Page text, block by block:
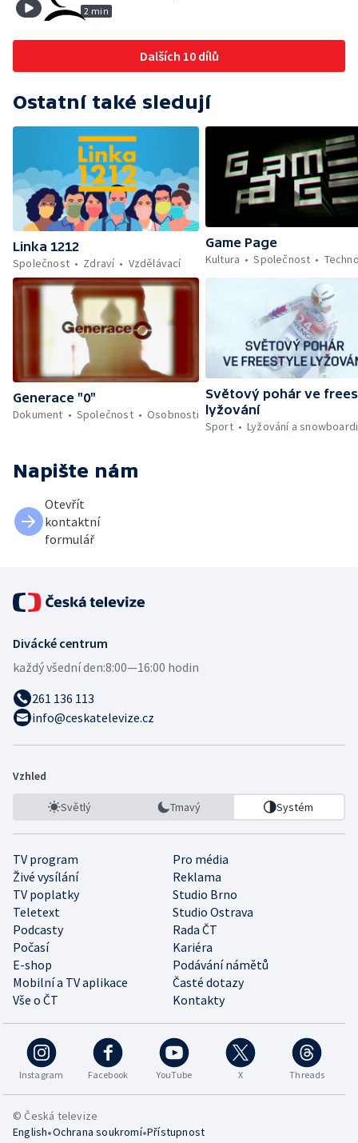
2 min
Dalších 10 dílů
Ostatní také sledují
Linka 1212
Společnost
Zdraví Vzdělávací
Game Page
Kultura
Společnost
Generace "0"
Dokument
Společnost Osobnosti
Světový pohár ve
lyžování
Sport
Lyžování a
Napište nám
Otevřít
kontaktní
formulář
Divácké centrum
každý všední den:8:00—16:00 hodin
261 136 113
info@ceskatelevize.cz
Vzhled
Světlý Tmavý Systém
TV program
Pro média
Živé vysílání
Reklama
TV poplatky
Studio Brno
Teletext
Studio Ostrava
Podcasty
Rada ČT
Počasí
Kariéra
E-shop
Podávání námětů
Mobilní a TV aplikace
Časté dotazy
Vše o ČT
Kontakty
Instagram Facebook YouTube X Threads
© Česká televize
English•Ochrana soukromí•Přístupnost